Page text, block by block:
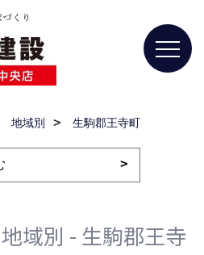
地域別 生駒郡王寺町
域別 - 生駒郡王寺